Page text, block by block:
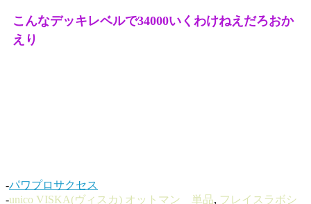
こんなデッキレベルで34000いくわけねえだろおか
えり
-パワプロサクセス
-unico VISKA(ヴィスカ) オットマン 単品, フレイスラボシ